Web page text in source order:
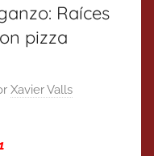
Raíces
pizza
Xavier Valls